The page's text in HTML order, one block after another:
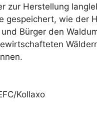
zur Herstellung
gespeichert, wie der
Bürger den
Kollaxo